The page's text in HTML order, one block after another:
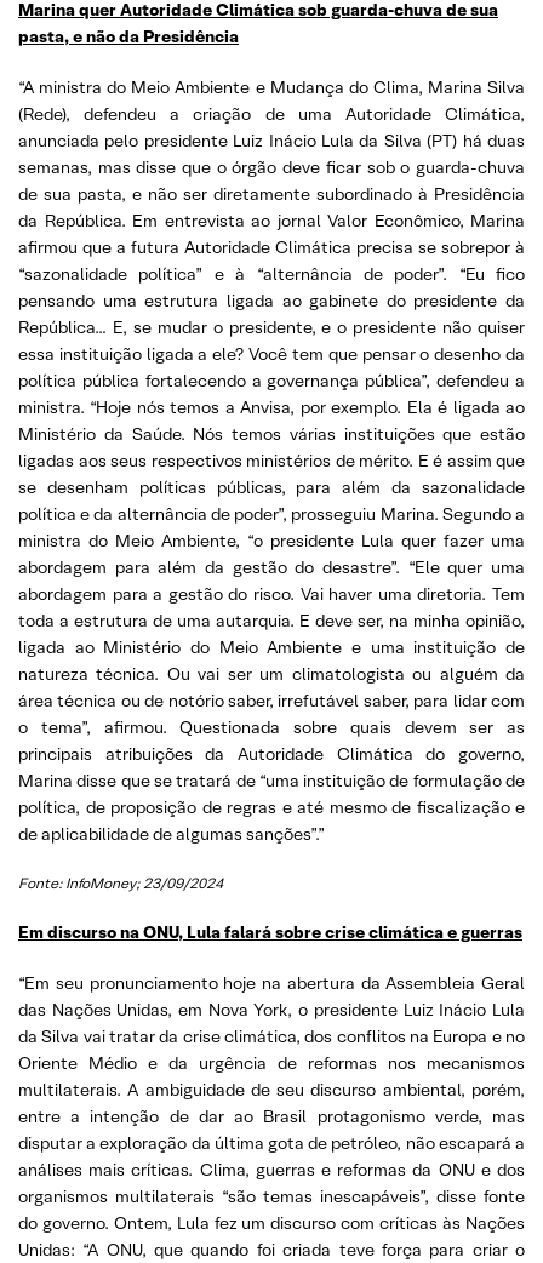
Marina quer Autoridade Climática sob guarda-chuva de sua
pasta, e não da Presidência
“A ministra do Meio Ambiente e Mudança do Clima, Marina Silva
(Rede), defendeu a criação de uma Autoridade Climática,
anunciada pelo presidente Luiz Inácio Lula da Silva (PT) há duas
semanas, mas disse que o órgão deve ficar sob o guarda-chuva
de sua pasta, e não ser diretamente subordinado à Presidência
da República. Em entrevista ao jornal Valor Econômico, Marina
afirmou que a futura Autoridade Climática precisa se sobrepor à
“sazonalidade política” e à “alternância de poder”. “Eu fico
pensando uma estrutura ligada ao gabinete do presidente da
República… E, se mudar o presidente, e o presidente não quiser
essa instituição ligada a ele? Você tem que pensar o desenho da
política pública fortalecendo a governança pública”, defendeu a
ministra. “Hoje nós temos a Anvisa, por exemplo. Ela é ligada ao
Ministério da Saúde. Nós temos várias instituições que estão
ligadas aos seus respectivos ministérios de mérito. E é assim que
se desenham políticas públicas, para além da sazonalidade
política e da alternância de poder”, prosseguiu Marina. Segundo a
ministra do Meio Ambiente, “o presidente Lula quer fazer uma
abordagem para além da gestão do desastre”. “Ele quer uma
abordagem para a gestão do risco. Vai haver uma diretoria. Tem
toda a estrutura de uma autarquia. E deve ser, na minha opinião,
ligada ao Ministério do Meio Ambiente e uma instituição de
natureza técnica. Ou vai ser um climatologista ou alguém da
área técnica ou de notório saber, irrefutável saber, para lidar com
o tema”, afirmou. Questionada sobre quais devem ser as
principais atribuições da Autoridade Climática do governo,
Marina disse que se tratará de “uma instituição de formulação de
política, de proposição de regras e até mesmo de fiscalização e
de aplicabilidade de algumas sanções”.”
Fonte: InfoMoney; 23/09/2024
Em discurso na ONU, Lula falará sobre crise climática e guerras
“Em seu pronunciamento hoje na abertura da Assembleia Geral
das Nações Unidas, em Nova York, o presidente Luiz Inácio Lula
da Silva vai tratar da crise climática, dos conflitos na Europa e no
Oriente Médio e da urgência de reformas nos mecanismos
multilaterais. A ambiguidade de seu discurso ambiental, porém,
entre a intenção de dar ao Brasil protagonismo verde, mas
disputar a exploração da última gota de petróleo, não escapará a
análises mais críticas. Clima, guerras e reformas da ONU e dos
organismos multilaterais “são temas inescapáveis”, disse fonte
do governo. Ontem, Lula fez um discurso com críticas às Nações
Unidas: “A ONU, que quando foi criada teve força para criar o